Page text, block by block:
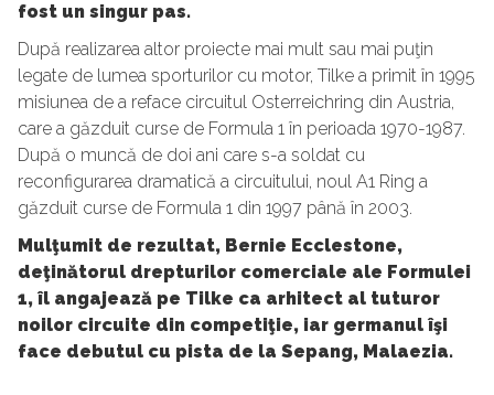
fost un singur pas.
După realizarea altor proiecte mai mult sau mai puţin
legate de lumea sporturilor cu motor, Tilke a primit în 1995
misiunea de a reface circuitul Osterreichring din Austria,
care a găzduit curse de Formula 1 în perioada 1970-1987.
După o muncă de doi ani care s-a soldat cu
reconfigurarea dramatică a circuitului, noul A1 Ring a
găzduit curse de Formula 1 din 1997 până în 2003.
Mulţumit de rezultat, Bernie Ecclestone,
deţinătorul drepturilor comerciale ale Formulei
1, îl angajează pe Tilke ca arhitect al tuturor
noilor circuite din competiţie, iar germanul îşi
face debutul cu pista de la Sepang, Malaezia.